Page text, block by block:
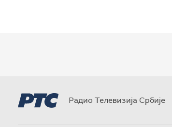
Радио Телевизија Србије